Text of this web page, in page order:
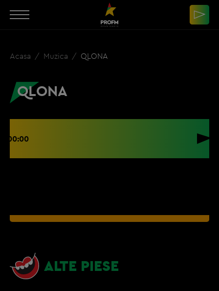
Acasa Muzica QLONA
QLONA
00:00
actualiza setarile modulelor coookie direct din
browser sau de
Gestionați preferințele
nevoie sa accepti cookie-urile social media
ALTE PIESE